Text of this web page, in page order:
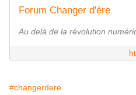
Forum Changer d'ère
Au delà de la révolution
#changerdere